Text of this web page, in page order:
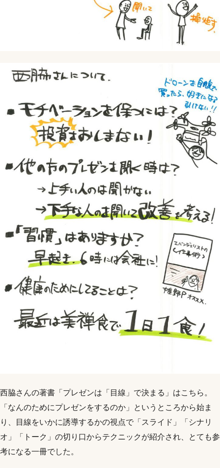
西脇さんの著書「プレゼンは「目線」で決まる」はこちら。
「なんのためにプレゼンをするのか」というところから始ま
り、目線をいかに誘導するかの視点で「スライド」「シナリ
オ」「トーク」の切り口からテクニックが紹介され、とても参
考になる一冊でした。